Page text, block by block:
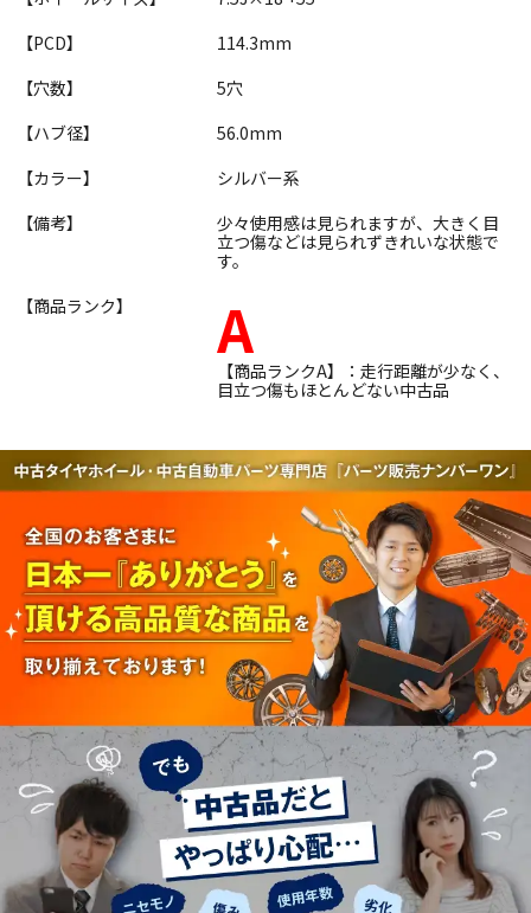
【PCD】
114.3mm
【穴数】
5穴
【ハブ径】
56.0mm
【カラー】
シルバー系
【備考】
少々使用感は見られますが、大きく目
立つ傷などは見られずきれいな状態で
す。
【商品ランク】
A
【商品ランクA】：走行距離が少なく、
目立つ傷もほとんどない中古品